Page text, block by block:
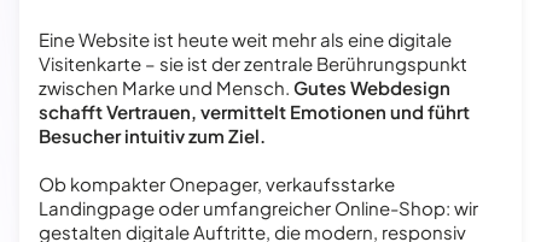
Eine Website ist heute weit mehr als eine digitale
Visitenkarte – sie ist der zentrale Berührungspunkt
zwischen Marke und Mensch. Gutes Webdesign
schafft Vertrauen, vermittelt Emotionen und führt
Besucher intuitiv zum Ziel.
Ob kompakter Onepager, verkaufsstarke
Landingpage oder umfangreicher Online-Shop: wir
gestalten digitale Auftritte, die modern, responsiv